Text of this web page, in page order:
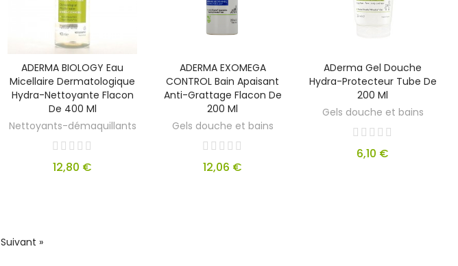
ADERMA BIOLOGY Eau
Micellaire Dermatologique
Hydra-Nettoyante Flacon
De 400 Ml
Nettoyants-démaquillants
12,80 €
ADERMA EXOMEGA
CONTROL Bain Apaisant
Anti-Grattage Flacon De
200 Ml
Gels douche et bains
12,06 €
ADerma Gel Douche
Hydra-Protecteur Tube De
200 Ml
Gels douche et bains
6,10 €
Suivant »